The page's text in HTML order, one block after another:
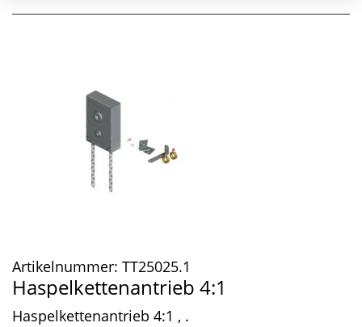
Artikelnummer: TT25025.1
Haspelkettenantrieb 4:1
Haspelkettenantrieb 4:1 , .